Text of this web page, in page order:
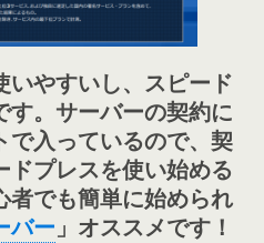
いやすいし、スピード
す。サーバーの契約に
で入っているので、契
プレスを使い始める
者でも簡単に始められ
バー 」オススメです！